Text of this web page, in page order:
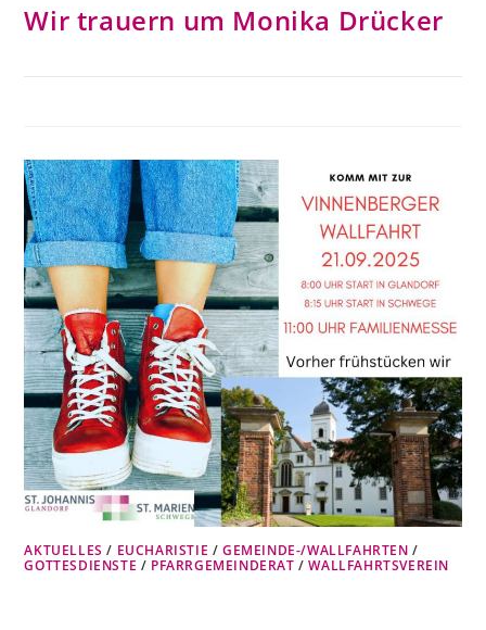
Wir trauern um Monika Drücker
AKTUELLES / EUCHARISTIE /GEMEINDE-/WALLFAHRTEN /
GOTTESDIENSTE / PFARRGEMEINDERAT /WALLFAHRTSVEREIN